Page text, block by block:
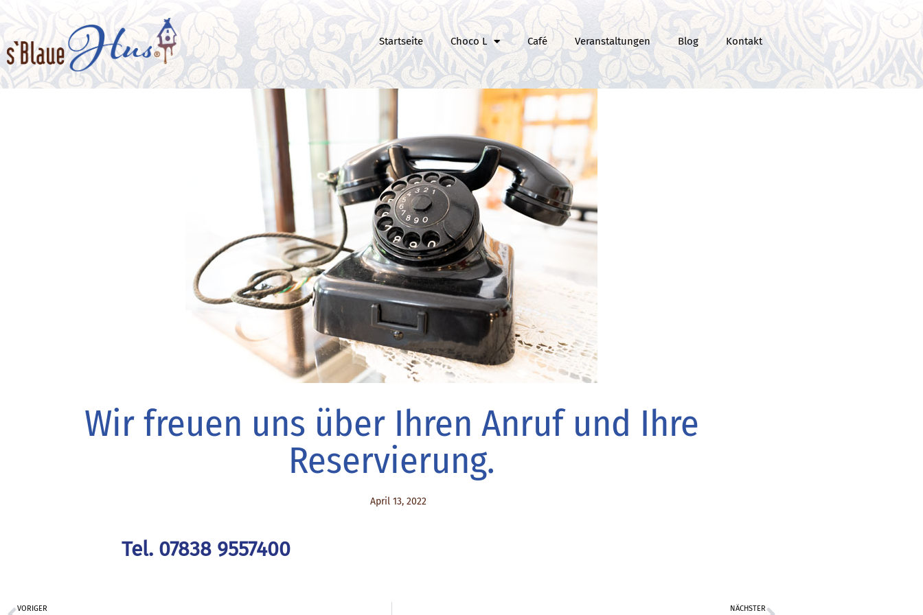
Startseite Choco L Café Veranstaltungen Blog Kontakt
Wir freuen uns über Ihren Anruf und Ihre
Reservierung.
April 13, 2022
Tel. 07838 9557400
VORIGER NÄCHSTER